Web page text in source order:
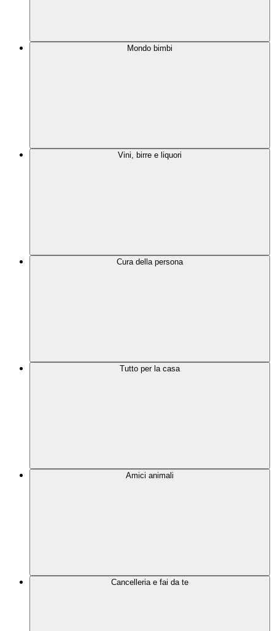
Mondo bimbi
Vini, birre e liquori
Cura della persona
Tutto per la casa
Amici animali
Cancelleria e fai da te